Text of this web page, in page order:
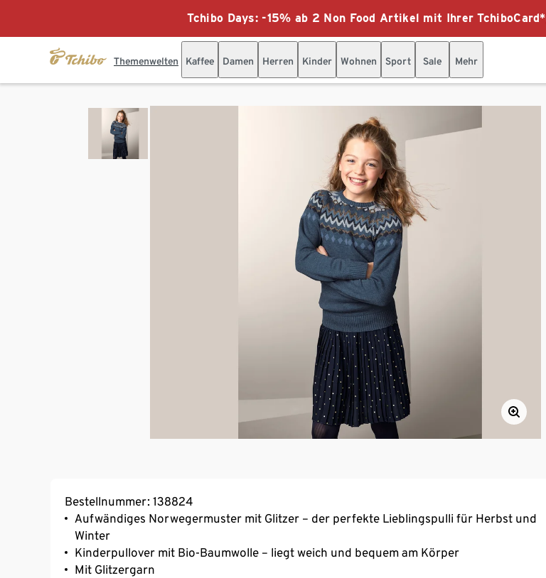
Tchibo Days: -15% ab 2 Non Food Artikel mit Ihrer TchiboCard*
Themenwelten Kaffee Damen Herren Kinder Wohnen Sport Sale Mehr
Bestellnummer: 138824
Aufwändiges Norwegermuster mit Glitzer – der perfekte Lieblingspulli für Herbst und
Winter
Kinderpullover mit Bio-Baumwolle – liegt weich und bequem am Körper
Mit Glitzergarn